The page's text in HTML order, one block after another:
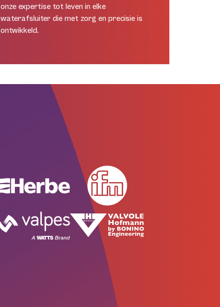
onze expertise tot leven in elke
waterafsluiter die met zorg en precisie is
ontwikkeld.